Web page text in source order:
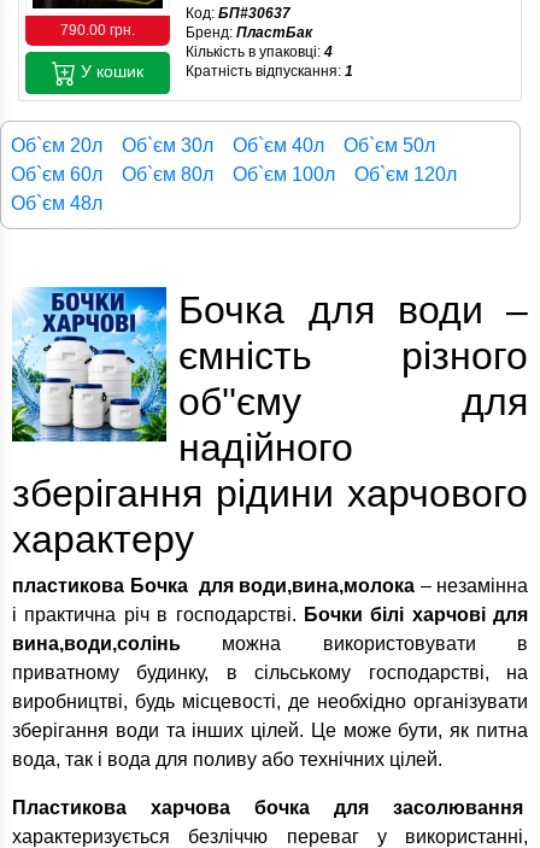
790.00 грн.
Код: БП#30637
Бренд: ПластБак
Кількість в упаковці: 4
Кратність відпускання: 1
У кошик
Об`єм 20л Об`єм 30л Об`єм 40л
Об`єм 50л
Об`єм 60л
Об`єм 80л Об`єм 100л
Об`єм 120л
Об`єм 48л
Бочка для води –
ємність різного
об''єму для
надійного
зберігання рідини харчового
характеру
пластикова Бочка для води,вина,молока – незамінна
і практична річ в господарстві. Бочки білі харчові для
вина,води,солінь можна використовувати в
приватному будинку, в сільському господарстві, на
виробництві, будь місцевості, де необхідно організувати
зберігання води та інших цілей. Це може бути, як питна
вода, так і вода для поливу або технічних цілей.
Пластикова харчова бочка для засолювання
характеризується безліччю переваг у використанні,